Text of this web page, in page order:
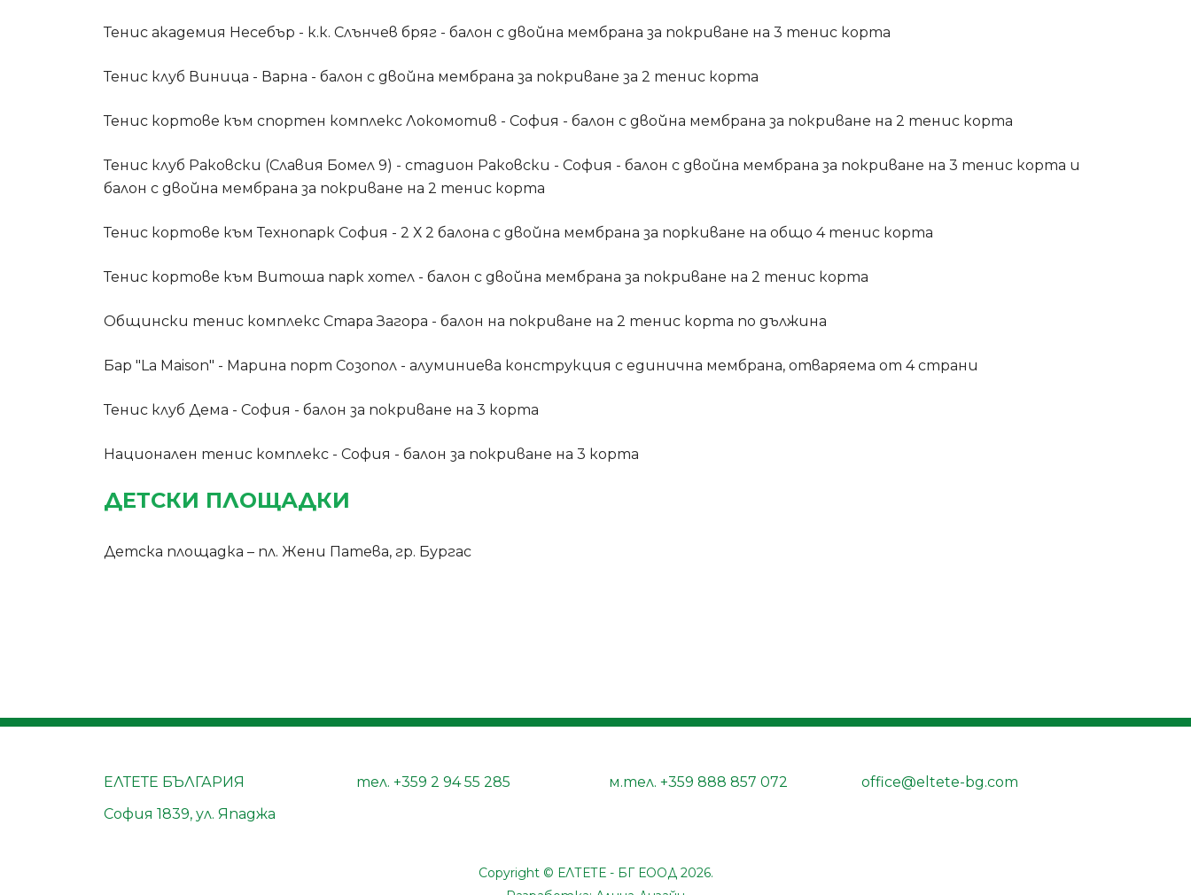
Тенис академия Несебър - к.к. Слънчев бряг - балон с двойна мембрана за покриване на 3 тенис корта
Тенис клуб Виница - Варна - балон с двойна мембрана за покриване за 2 тенис корта
Тенис кортове към спортен комплекс Локомотив - София - балон с двойна мембрана за покриване на 2 тенис корта
Тенис клуб Раковски (Славия Бомел 9) - стадион Раковски - София - балон с двойна мембрана за покриване на 3 тенис корта и
балон с двойна мембрана за покриване на 2 тенис корта
Тенис кортове към Технопарк София - 2 Х 2 балона с двойна мембрана за поркиване на общо 4 тенис корта
Тенис кортове към Витоша парк хотел - балон с двойна мембрана за покриване на 2 тенис корта
Общински тенис комплекс Стара Загора - балон на покриване на 2 тенис корта по дължина
Бар "La Maison" - Марина порт Созопол - алуминиева конструкция с единична мембрана, отваряема от 4 страни
Тенис клуб Дема - София - балон за покриване на 3 корта
Национален тенис комплекс - София - балон за покриване на 3 корта
ДЕТСКИ ПЛОЩАДКИ
Детска площадка – пл. Жени Патева, гр. Бургас
ЕЛТЕТЕ БЪЛГАРИЯ
София 1839, ул. Япаджа
тел. +359 2 94 55 285 м.тел. +359 888 857 072 office@eltete-bg.com
Copyright © ЕЛТЕТЕ - БГ ЕООД 2026.